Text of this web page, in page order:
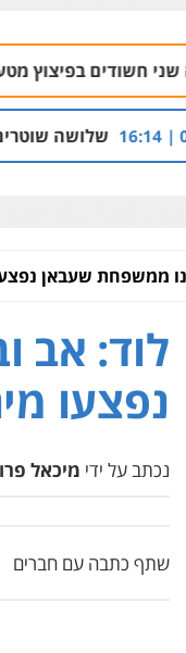
מטען בפתח תקווה
שוטרים נחקרו בחשד
ממשפחת שעבאן
לוד: אב
נפצעו
נכתב על ידי מיכאל
שתף כתבה עם חברים